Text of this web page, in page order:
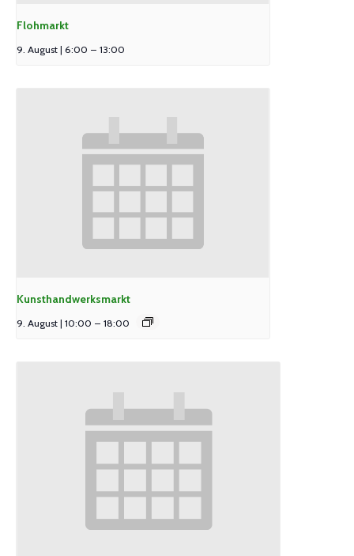
Flohmarkt
9. August | 6:00 – 13:00
Kunsthandwerksmarkt
9. August | 10:00 – 18:00